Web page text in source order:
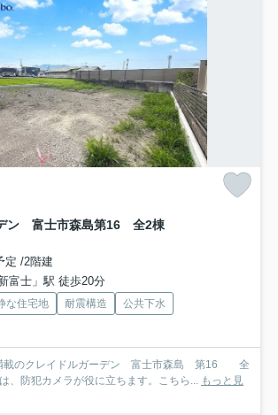
ン 富士市森島第16 全2棟
定 /2階建
富士」駅 徒歩20分
な住宅地 耐震構造
公共下水
載のクレイドルガーデン 富士市森島 第16 全
、防犯カメラが役に立ちます。こちら... もっと見